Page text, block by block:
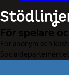
För spelare
För anonym och